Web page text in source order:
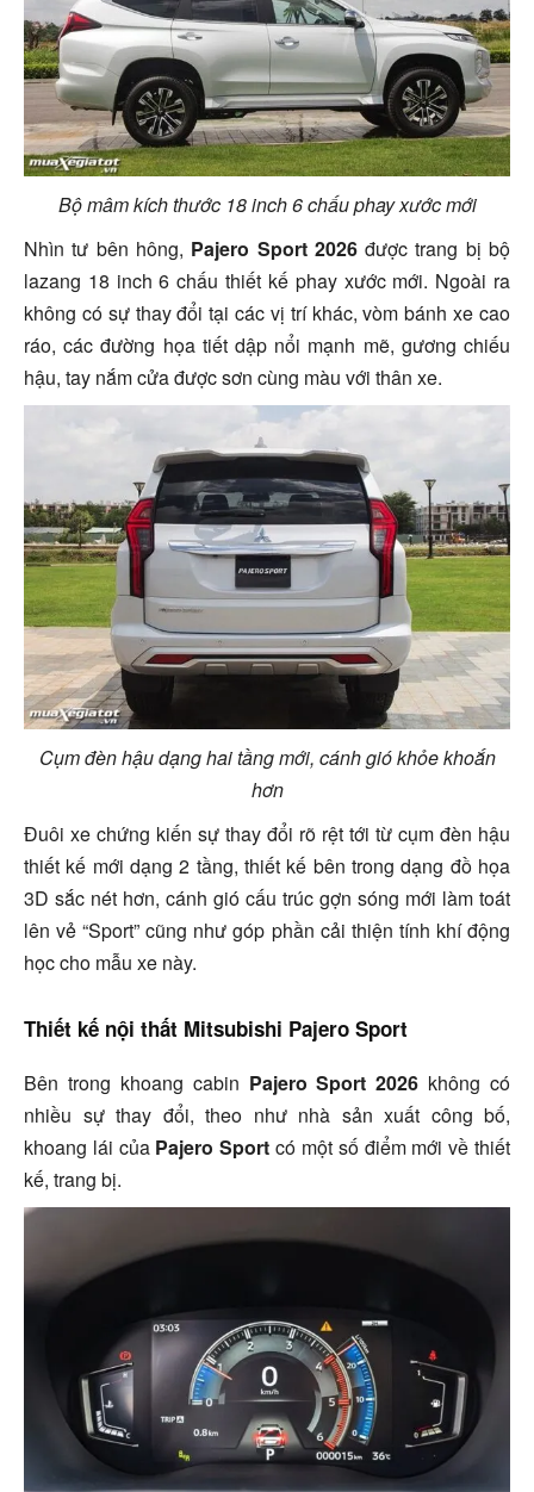
Bộ mâm kích thước 18 inch 6 chấu phay xước mới
Nhìn tư bên hông, Pajero Sport 2026được trang bị bộ
lazang 18 inch 6 chấu thiết kế phay xước mới. Ngoài ra
không có sự thay đổi tại các vị trí khác, vòm bánh xe cao
ráo, các đường họa tiết dập nổi mạnh mẽ, gương chiếu
hậu, tay nắm cửa được sơn cùng màu với thân xe.
Cụm đèn hậu dạng hai tầng mới, cánh gió khỏe khoắn
hơn
Đuôi xe chứng kiến sự thay đổi rõ rệt tới từ cụm đèn hậu
thiết kế mới dạng 2 tầng, thiết kế bên trong dạng đồ họa
3D sắc nét hơn, cánh gió cấu trúc gợn sóng mới làm toát
lên vẻ “Sport” cũng như góp phần cải thiện tính khí động
học cho mẫu xe này.
Thiết kế nội thất Mitsubishi Pajero Sport
Bên trong khoang cabin Pajero Sport 2026 không có
nhiều sự thay đổi, theo như nhà sản xuất công bố,
khoang lái của Pajero Sport có một số điểm mới về thiết
kế, trang bị.